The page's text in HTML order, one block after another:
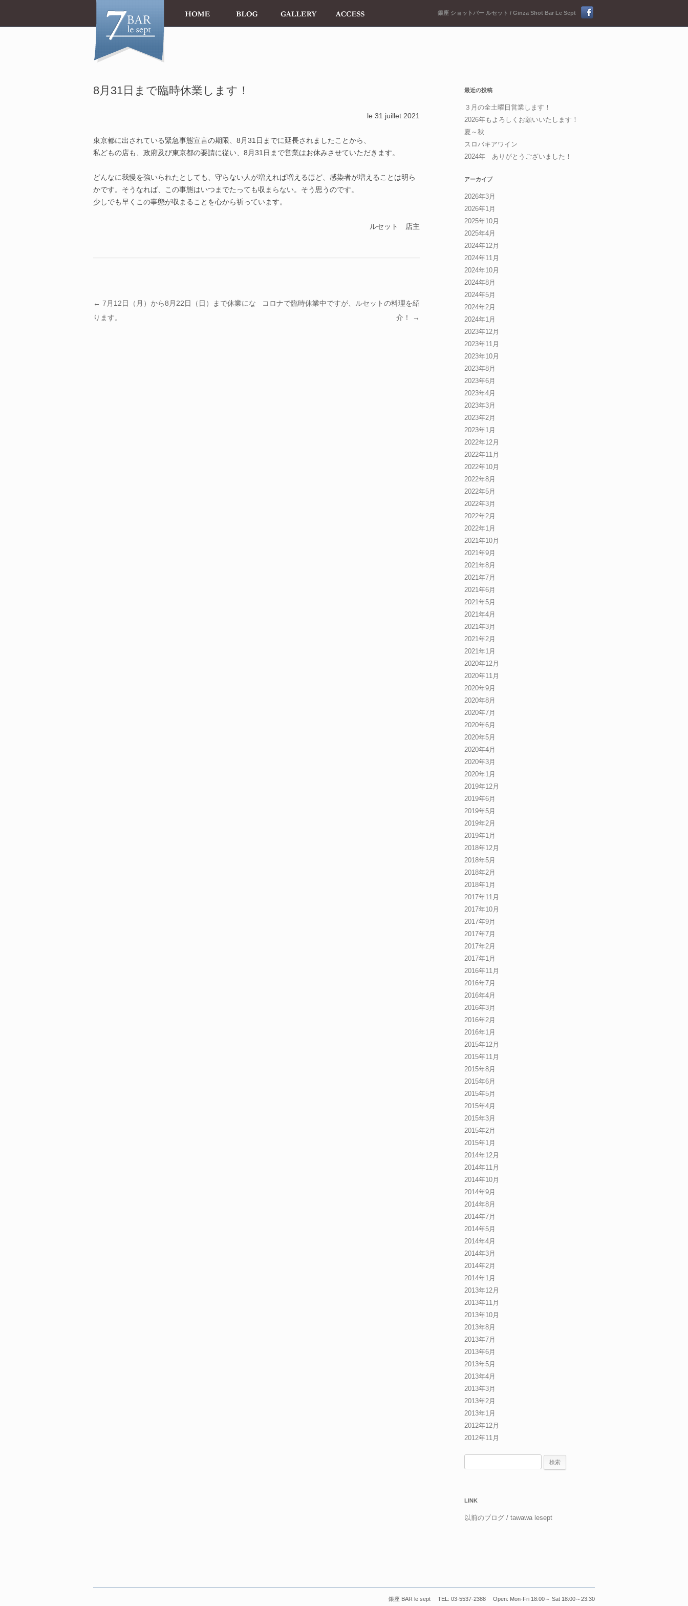
銀座 ショットバー ルセット / Ginza Shot Bar Le Sept
8月31日まで臨時休業します！
le 31 juillet 2021
東京都に出されている緊急事態宣言の期限、8月31日までに延長されましたことから、
私どもの店も、政府及び東京都の要請に従い、8月31日まで営業はお休みさせていただきます。
どんなに我慢を強いられたとしても、守らない人が増えれば増えるほど、感染者が増えることは明ら
かです。そうなれば、この事態はいつまでたっても収まらない。そう思うのです。
少しでも早くこの事態が収まることを心から祈っています。
ルセット 店主
投稿ナビゲーション
← 7月12日（月）から8月22日（日）まで休業にな
ります。
コロナで臨時休業中ですが、ルセットの料理を紹
介！
→
最近の投稿
３月の全土曜日営業します！
2026年もよろしくお願いいたします！
夏～秋
スロバキアワイン
2024年 ありがとうございました！
アーカイブ
2026年3月
2026年1月
2025年10月
2025年4月
2024年12月
2024年11月
2024年10月
2024年8月
2024年5月
2024年2月
2024年1月
2023年12月
2023年11月
2023年10月
2023年8月
2023年6月
2023年4月
2023年3月
2023年2月
2023年1月
2022年12月
2022年11月
2022年10月
2022年8月
2022年5月
2022年3月
2022年2月
2022年1月
2021年10月
2021年9月
2021年8月
2021年7月
2021年6月
2021年5月
2021年4月
2021年3月
2021年2月
2021年1月
2020年12月
2020年11月
2020年9月
2020年8月
2020年7月
2020年6月
2020年5月
2020年4月
2020年3月
2020年1月
2019年12月
2019年6月
2019年5月
2019年2月
2019年1月
2018年12月
2018年5月
2018年2月
2018年1月
2017年11月
2017年10月
2017年9月
2017年7月
2017年2月
2017年1月
2016年11月
2016年7月
2016年4月
2016年3月
2016年2月
2016年1月
2015年12月
2015年11月
2015年8月
2015年6月
2015年5月
2015年4月
2015年3月
2015年2月
2015年1月
2014年12月
2014年11月
2014年10月
2014年9月
2014年8月
2014年7月
2014年5月
2014年4月
2014年3月
2014年2月
2014年1月
2013年12月
2013年11月
2013年10月
2013年8月
2013年7月
2013年6月
2013年5月
2013年4月
2013年3月
2013年2月
2013年1月
2012年12月
2012年11月
LINK
以前のブログ / tawawa lesept
銀座 BAR le sept TEL: 03-5537-2388 Open: Mon-Fri 18:00～ Sat 18:00～23:30